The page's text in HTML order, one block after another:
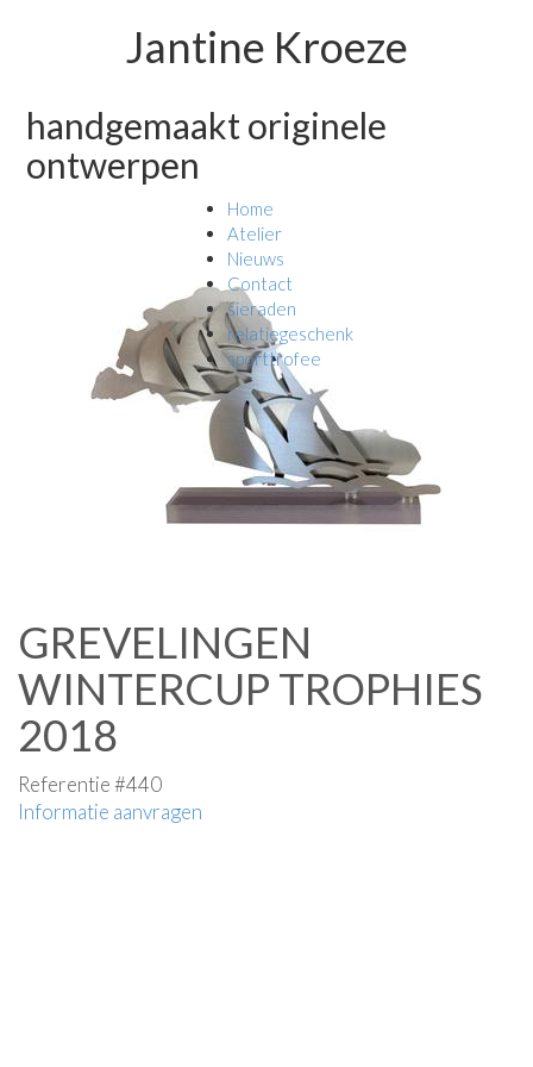
Jantine Kroeze
handgemaakt originele
ontwerpen
Home
Atelier
Nieuws
Contact
sieraden
relatiegeschenk
sporttrofee
GREVELINGEN
WINTERCUP TROPHIES
2018
Referentie #440
Informatie aanvragen